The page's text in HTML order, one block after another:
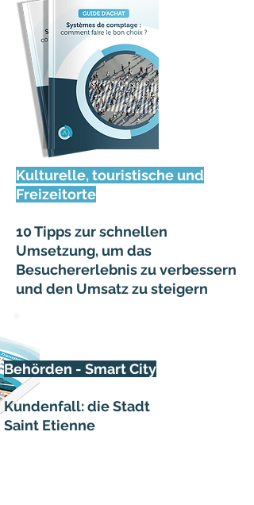
Kulturelle, touristische und
Freizeitorte
10 Tipps zur schnellen
Umsetzung, um das
Besuchererlebnis zu verbessern
und den Umsatz zu steigern
Behörden - Smart City
Kundenfall: die Stadt
Saint Etienne